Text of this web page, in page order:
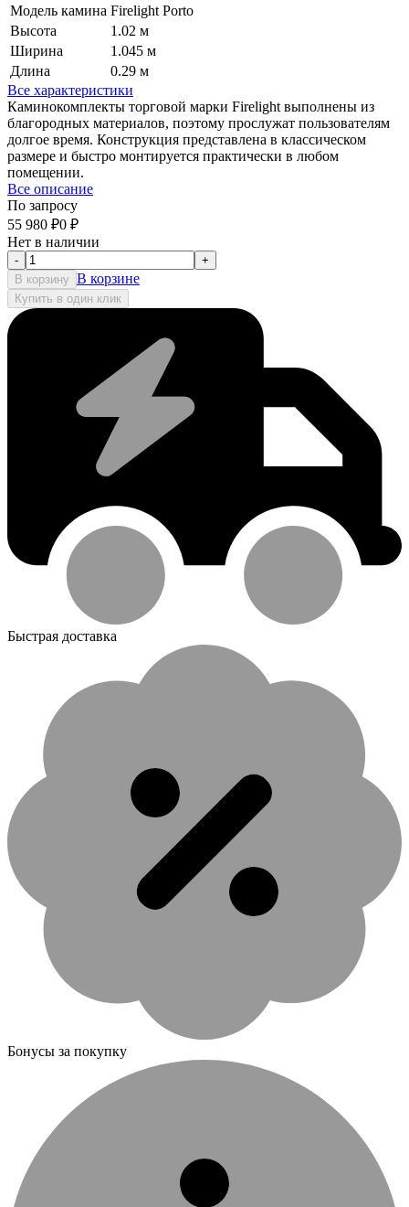
Модель камина Firelight Porto
Высота
1.02 м
Ширина
1.045 м
Длина
0.29 м
Все характеристики
Каминокомплекты торговой марки Firelight выполнены из
благородных материалов, поэтому прослужат пользователям
долгое время. Конструкция представлена в классическом
размере и быстро монтируется практически в любом
помещении.
Все описание
По запросу
55 980 ₽0 ₽
Нет в наличии
-
+
В корзину В корзине
Купить в один клик
Быстрая доставка
Бонусы за покупку